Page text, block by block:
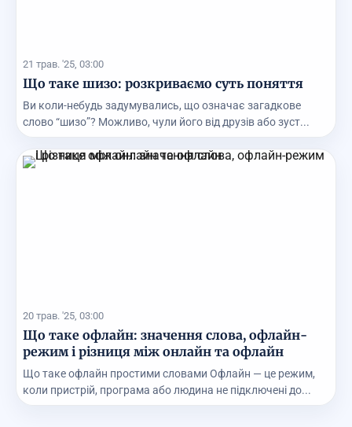
21 трав. '25, 03:00
Що таке шизо: розкриваємо суть поняття
Ви коли-небудь задумувались, що означає загадкове
слово “шизо”? Можливо, чули його від друзів або зуст...
20 трав. '25, 03:00
Що таке офлайн: значення слова, офлайн-
режим і різниця між онлайн та офлайн
Що таке офлайн простими словами Офлайн — це режим,
коли пристрій, програма або людина не підключені до...